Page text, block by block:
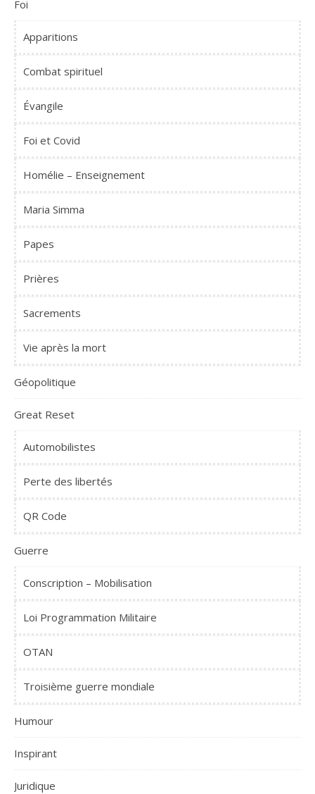
Foi
Apparitions
Combat spirituel
Évangile
Foi et Covid
Homélie – Enseignement
Maria Simma
Papes
Prières
Sacrements
Vie après la mort
Géopolitique
Great Reset
Automobilistes
Perte des libertés
QR Code
Guerre
Conscription – Mobilisation
Loi Programmation Militaire
OTAN
Troisième guerre mondiale
Humour
Inspirant
Juridique